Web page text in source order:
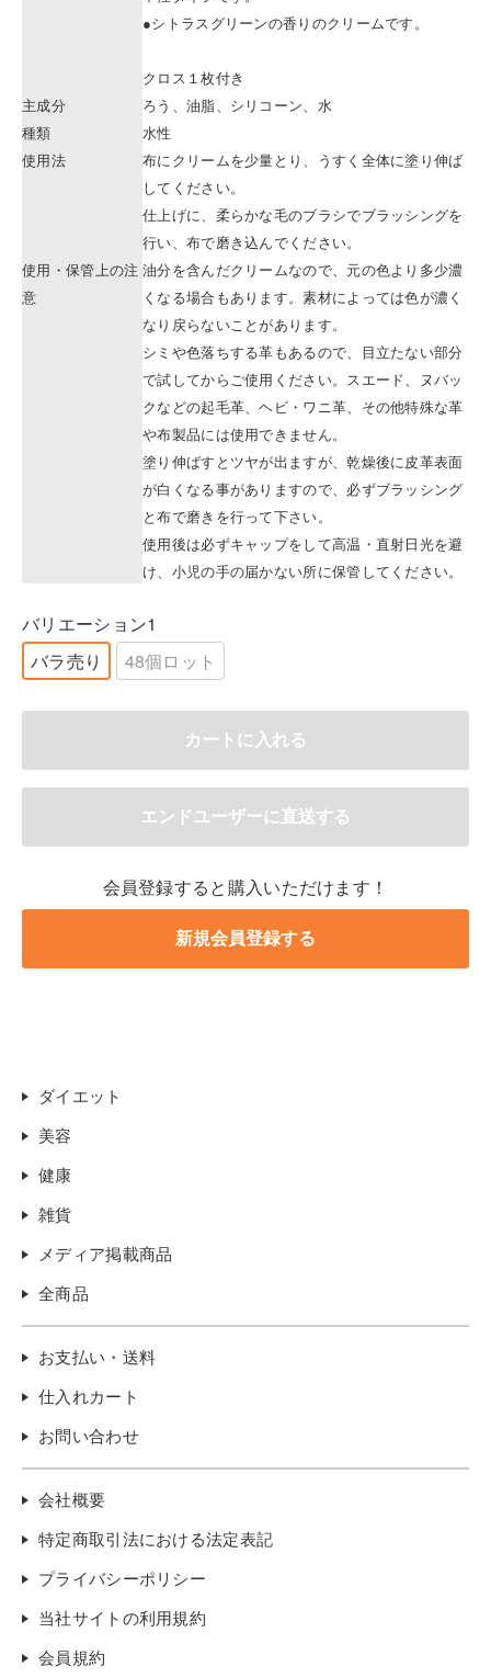
●シトラスグリーンの香りのクリームです。
クロス１枚付き
主成分
ろう、油脂、シリコーン、水
種類
水性
使用法
布にクリームを少量とり、うすく全体に塗り伸ば
してください。
仕上げに、柔らかな毛のブラシでブラッシングを
行い、布で磨き込んでください。
使用・保管上の注
意
油分を含んだクリームなので、元の色より多少濃
くなる場合もあります。素材によっては色が濃く
なり戻らないことがあります。
シミや色落ちする革もあるので、目立たない部分
で試してからご使用ください。スエード、ヌバッ
クなどの起毛革、ヘビ・ワニ革、その他特殊な革
や布製品には使用できません。
塗り伸ばすとツヤが出ますが、乾燥後に皮革表面
が白くなる事がありますので、必ずブラッシング
と布で磨きを行って下さい。
使用後は必ずキャップをして高温・直射日光を避
け、小児の手の届かない所に保管してください。
バリエーション1
バラ売り
48個ロット
会員登録すると購入いただけます！
ダイエット
美容
健康
雑貨
メディア掲載商品
全商品
お支払い・送料
仕入れカート
お問い合わせ
会社概要
特定商取引法における法定表記
プライバシーポリシー
当社サイトの利用規約
会員規約